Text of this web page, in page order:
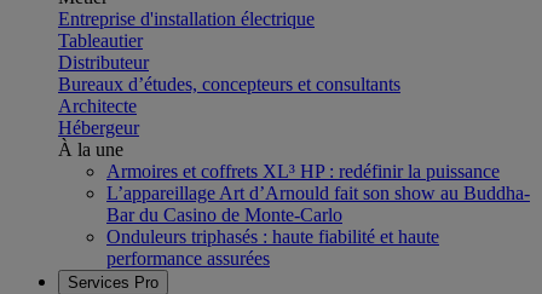
Entreprise d'installation électrique
Tableautier
Distributeur
Bureaux d’études, concepteurs et consultants
Architecte
Hébergeur
À la une
Armoires et coffrets XL³ HP : redéfinir la puissance
L’appareillage Art d’Arnould fait son show au Buddha-
Bar du Casino de Monte-Carlo
Onduleurs triphasés : haute fiabilité et haute
performance assurées
Services Pro